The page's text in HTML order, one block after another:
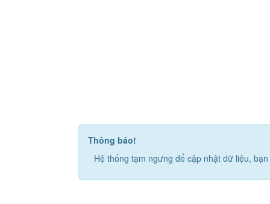
Thông báo!
Hệ thống tạm ngưng để cập nhật dữ liệu,